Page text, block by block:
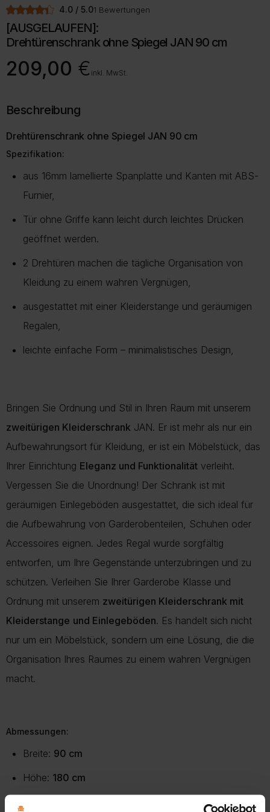
4.0 / 5.01 Bewertungen
[AUSGELAUFEN]:
Drehtürenschrank ohne Spiegel JAN 90 cm
209,00 € inkl. MwSt.
Beschreibung
Drehtürenschrank ohne Spiegel JAN 90 cm
Spezifikation:
aus 16mm lamellierte Spanplatte und Kanten mit ABS-
Furnier,
Tür ohne Griffe kann leicht durch leichtes Drücken
geöffnet werden.
2 Drehtüren machen die tägliche Organisation von
Kleidung zu einem wahren Vergnügen,
ausgestattet mit einer Kleiderstange und geräumigen
Regalen,
leichte einfache Form – minimalistisches Design,
Bringen Sie Ordnung und Stil in Ihren Raum mit unserem
zweitürigen Kleiderschrank JAN. Er ist mehr als nur ein
Aufbewahrungsort für Kleidung, er ist ein Möbelstück, das
Ihrer Einrichtung Eleganz und Funktionalität verleiht.
Vergessen Sie die Unordnung! Der Schrank ist mit
geräumigen Einlegeböden ausgestattet, die sich ideal für
die Aufbewahrung von Garderobenteilen, Schuhen oder
Accessoires eignen. Jedes Regal wurde sorgfältig
entworfen, um Ihre Gegenstände unterzubringen und zu
schützen. Verleihen Sie Ihrer Garderobe Klasse und
Ordnung mit unserem zweitürigen Kleiderschrank mit
Kleiderstange und Einlegeböden. Es handelt sich nicht
nur um ein Möbelstück, sondern um eine Lösung, die die
Organisation Ihres Raumes zu einem wahren Vergnügen
macht.
Abmessungen:
Breite: 90 cm
Höhe: 180 cm